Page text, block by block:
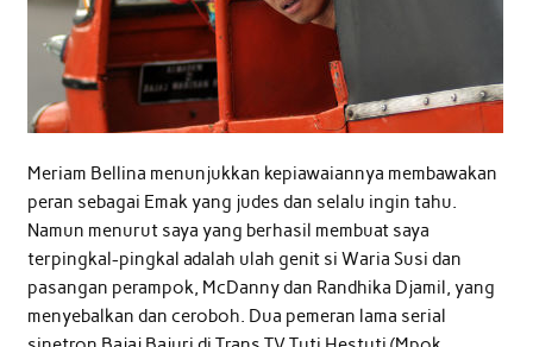
Meriam Bellina menunjukkan kepiawaiannya membawakan
peran sebagai Emak yang judes dan selalu ingin tahu.
Namun menurut saya yang berhasil membuat saya
terpingkal-pingkal adalah ulah genit si Waria Susi dan
pasangan perampok, McDanny dan Randhika Djamil, yang
menyebalkan dan ceroboh. Dua pemeran lama serial